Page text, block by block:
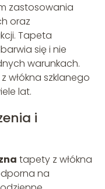
zastosowania
oraz
Tapeta
się i nie
warunkach.
włókna szklanego
lat.
i
tapety z włókna
na